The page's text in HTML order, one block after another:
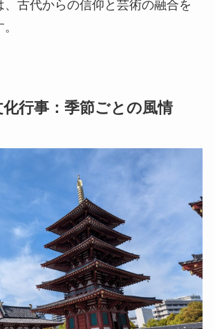
、古代からの信仰と芸術の融合を
化行事：季節ごとの風情